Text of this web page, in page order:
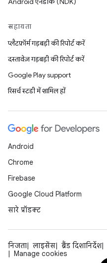
सहायता
प्लैटफ़ॉर्म गड़बड़ी की रिपोर्ट करें
दस्तावेज़ गड़बड़ी की रिपोर्ट करें
Google Play support
रिसर्च स्टडी में शामिल हों
Android
Chrome
Firebase
Google Cloud Platform
सारे प्रॉडक्ट
निजता लाइसेंस ब्रैंड दिशानिर्देश
Manage cookies